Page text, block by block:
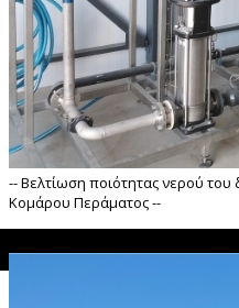
-- Bελτίωση ποιότητας νερού
Κομάρου Περάματος --
--